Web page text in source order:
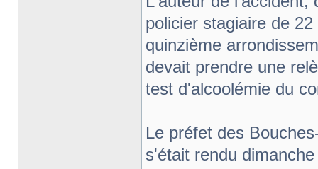
policier stagiaire de
quinzième
devait prendre une
test d'alcoolémie du
Le préfet des
s'était rendu